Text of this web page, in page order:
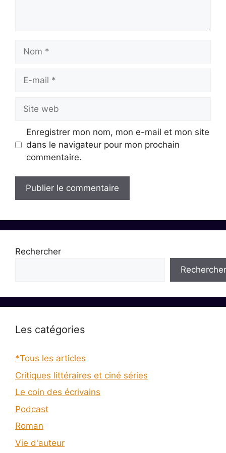
mail
web
Enregistrer mon nom, mon e-mail et mon site
dans le navigateur pour mon prochain
commentaire.
Rechercher
Rechercher
Les catégories
*Tous les articles
Critiques littéraires et ciné séries
Le coin des écrivains
Podcast
Roman
Vie d'auteur